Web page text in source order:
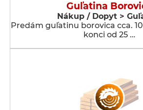
Guľatina
Nákup / Dopyt >
Predám guľatinu borovica cca.
konci od 25 …